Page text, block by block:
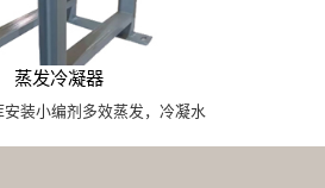
蒸发冷凝器
装小编剂多效蒸发，冷凝水